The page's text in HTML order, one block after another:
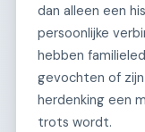
dan alleen een
persoonlijke
hebben
gevochten of
herdenking een
trots wordt.